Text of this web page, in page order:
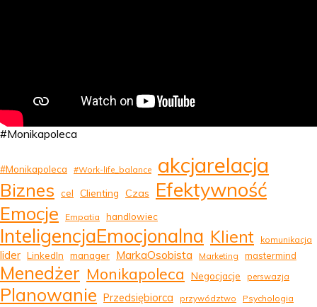
#Monikapoleca
#Monikapoleca #Work-life_balance akcjarelacja
Biznes cel Clienting Czas Efektywność
Emocje Empatia handlowiec
InteligencjaEmocjonalna Klient komunikacja
lider LinkedIn manager MarkaOsobista Marketing mastermind
Menedżer Monikapoleca Negocjacje perswazja
Planowanie Przedsiębiorca przywództwo
Psychologia